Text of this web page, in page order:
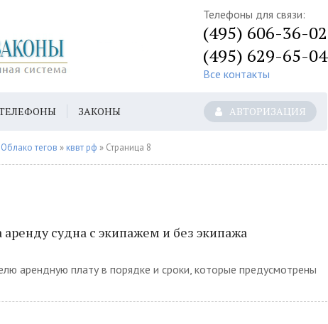
Телефоны для связи:
(495) 606-36-02
(495) 629-65-04
Все контакты
ЗАКОНЫ АВТОРИЗАЦИЯ
Облако тегов » кввт рф » Страница 8
судна с экипажем и без экипажа
арендную плату в порядке и сроки, которые предусмотрены